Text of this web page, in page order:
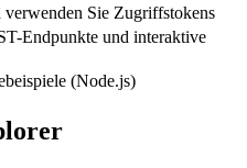
verwenden Sie Zugriffstokens
Endpunkte und interaktive
(Node.js)